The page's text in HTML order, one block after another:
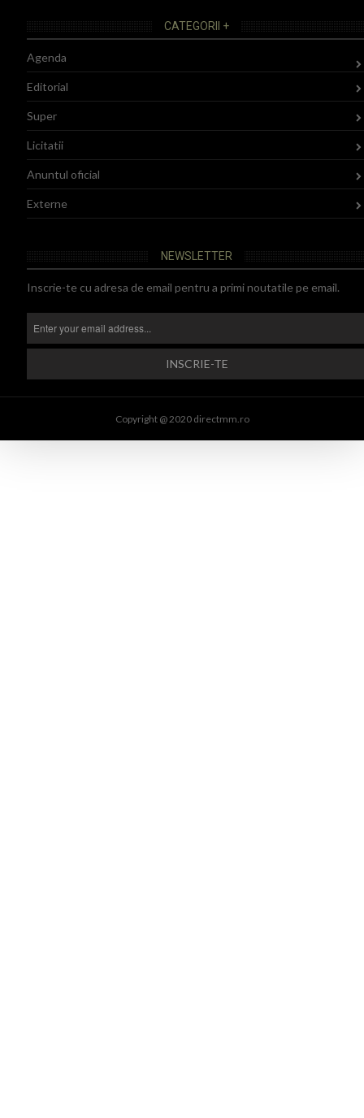
CATEGORII +
Agenda
Editorial
Super
Licitatii
Anuntul oficial
Externe
NEWSLETTER
Inscrie-te cu adresa de email pentru a primi noutatile pe email.
Copyright @ 2020 directmm.ro